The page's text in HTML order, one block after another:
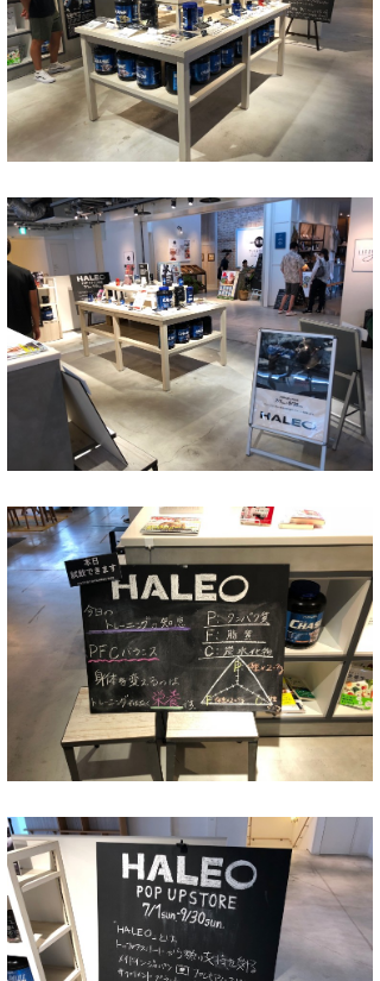
まっきー
三輪予報士
小川予報士
上田純子
上條将美
唐澤予報士
SancheZ
ゴン
米山予報士
予報士 hiro.
banpaku
Mr.K
chappy
Romisea